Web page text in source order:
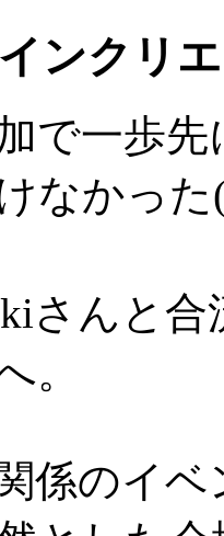
ンクリ
で一歩
なかった
さんと
。
係のイ